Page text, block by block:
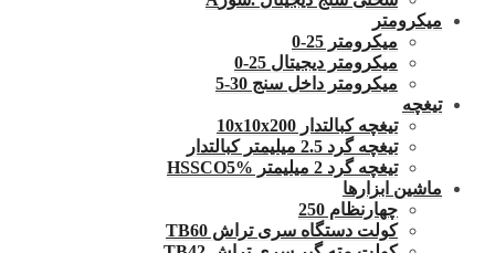
میکرومتر
میکرومتر 25-0
میکرومتر دیجیتال 25-0
میکرومتر داخل سنج 30-5
تیغچه
تیغچه کبالتدار 10x10x200
تیغچه گرد 2.5 میلیمتر کبالتدار
تیغچه گرد 2 میلیمتر HSSCO5%
ماشین ابزارها
چهارنظام 250
کولت دستگاه سری تراش TB60